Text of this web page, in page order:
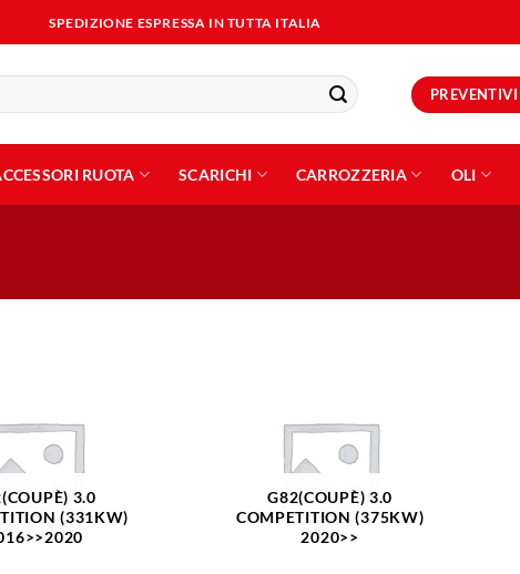
SPEDIZIONE ESPRESSA IN TUTTA ITALIA
PREVENTIVI
RUOTA SCARICHI CARROZZERIA OLI
3.0
(331KW)
G82(COUPÈ) 3.0
COMPETITION (375KW)
2020>>